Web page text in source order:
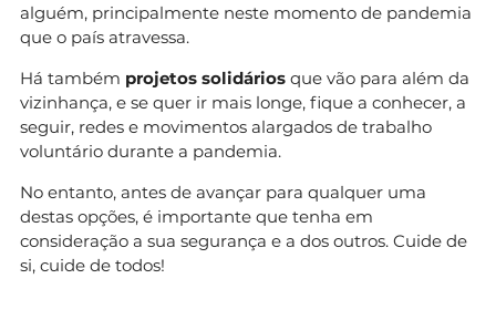
alguém, principalmente neste momento de pandemia
que o país atravessa.
Há também projetos solidários que vão para além da
vizinhança, e se quer ir mais longe, fique a conhecer, a
seguir, redes e movimentos alargados de trabalho
voluntário durante a pandemia.
No entanto, antes de avançar para qualquer uma
destas opções, é importante que tenha em
consideração a sua segurança e a dos outros. Cuide de
si, cuide de todos!